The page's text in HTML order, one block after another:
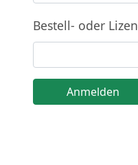
Bestell- oder